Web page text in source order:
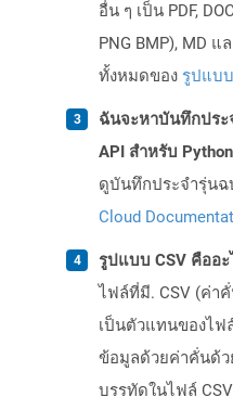
อื่น ๆ เป็น PDF,
PNG BMP), MD
ทั้งหมดของ รูปแบ
ฉันจะหาบันทึกประ
API สำหรับ
ดูบันทึกประจำรุ่น
Cloud
รูปแบบ CSV คืออะ
ไฟล์ที่มี. CSV (ค่า
เป็นตัวแทนของไฟ
ข้อมูลด้วยค่าคั่นด้ว
บรรทัดในไฟล์